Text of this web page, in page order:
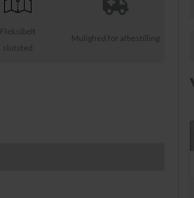
Fleksibelt
slutsted
Mulighed for afbestilling